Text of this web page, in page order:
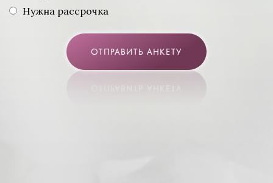
Нужна рассрочка
ОТПРАВИТЬ АНКЕТУ